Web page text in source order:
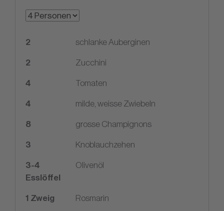
2 schlanke Auberginen
2 Zucchini
4 Tomaten
4 milde, weisse Zwiebeln
8 grosse Champignons
3 Knoblauchzehen
3-4
Esslöffel
Olivenöl
1 Zweig Rosmarin